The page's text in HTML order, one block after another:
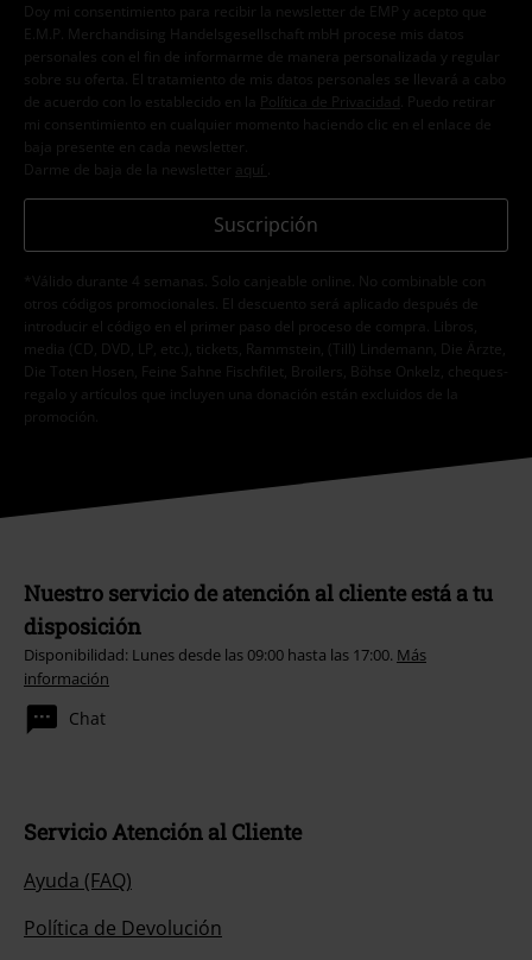
Doy mi consentimiento para recibir la newsletter de EMP y acepto que
E.M.P. Merchandising Handelsgesellschaft mbH procese mis datos
personales con el fin de informarme de manera personalizada y regular
sobre su oferta. El tratamiento de mis datos personales se llevará a cabo
de acuerdo con lo establecido en la
Política de Privacidad . Puedo retirar
mi consentimiento en cualquier momento haciendo clic en el enlace de
baja presente en cada newsletter.
Darme de baja de la newsletter
aquí
Suscripción
*Válido durante 4 semanas. Solo canjeable online. No combinable con
otros códigos promocionales. El descuento será aplicado después de
introducir el código en el primer paso del proceso de compra. Libros,
media (CD, DVD, LP, etc.), tickets, Rammstein, (Till) Lindemann, Die Ärzte,
Die Toten Hosen, Feine Sahne Fischfilet, Broilers, Böhse Onkelz, cheques-
regalo y artículos que incluyen una donación están excluidos de la
promoción.
Nuestro servicio de atención al cliente está a tu
disposición
Disponibilidad: Lunes desde las 09:00 hasta las 17:00. Más
información
Chat
Servicio Atención al Cliente
Ayuda (FAQ)
Política de Devolución